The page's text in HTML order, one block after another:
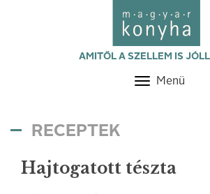
AMITŐL A SZELLEM IS
Toggle
Menü
RECEPTEK
Hajtogatott tészta